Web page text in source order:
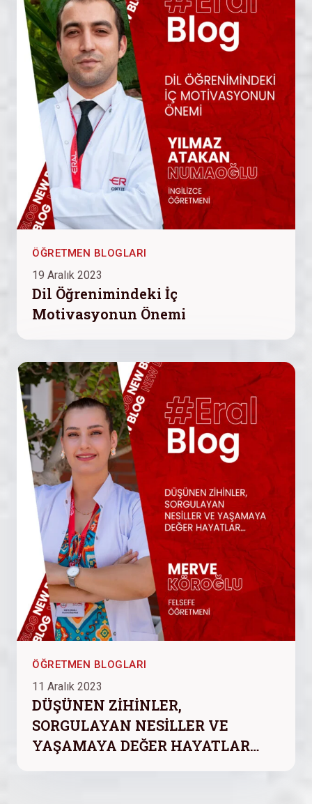
ÖĞRETMEN BLOGLARI
19 Aralık 2023
Dil Öğrenimindeki İç
Motivasyonun Önemi
ÖĞRETMEN BLOGLARI
11 Aralık 2023
DÜŞÜNEN ZİHİNLER,
SORGULAYAN NESİLLER VE
YAŞAMAYA DEĞER HAYATLAR…